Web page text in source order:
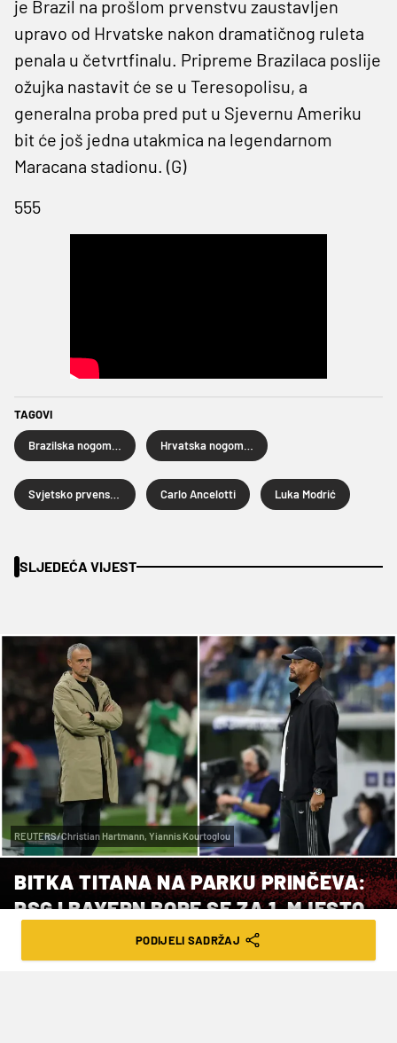
je Brazil na prošlom prvenstvu zaustavljen
upravo od Hrvatske nakon dramatičnog ruleta
penala u četvrtfinalu. Pripreme Brazilaca poslije
ožujka nastavit će se u Teresopolisu, a
generalna proba pred put u Sjevernu Ameriku
bit će još jedna utakmica na legendarnom
Maracana stadionu. (G)
555
TAGOVI
Carlo Ancelotti Luka Modrić
SLJEDEĆA VIJEST
REUTERS/Christian Hartmann, Yiannis Kourtoglou
BITKA TITANA NA PARKU PRINČEVA:
PSG I BAYERN BORE SE ZA 1. MJESTO
PODIJELI SADRŽAJ